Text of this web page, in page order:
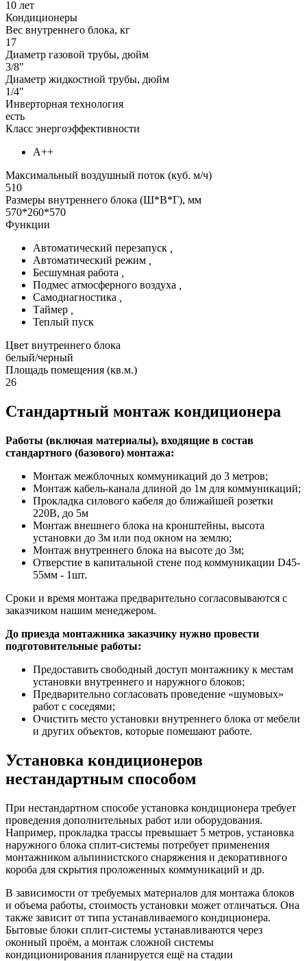
10 лет
Кондиционеры
Вес внутреннего блока, кг
17
Диаметр газовой трубы, дюйм
3/8"
Диаметр жидкостной трубы, дюйм
1/4"
Инверторная технология
есть
Класс энергоэффективности
А++
Максимальный воздушный поток (куб. м/ч)
510
Размеры внутреннего блока (Ш*В*Г), мм
570*260*570
Функции
Автоматический перезапуск
Автоматический режим
Бесшумная работа
Подмес атмосферного воздуха
Самодиагностика
Таймер
Теплый пуск
Цвет внутреннего блока
белый/черный
Площадь помещения (кв.м.)
26
Стандартный монтаж кондиционера
Работы (включая материалы), входящие в состав
стандартного (базового) монтажа:
Монтаж межблочных коммуникаций до 3 метров;
Монтаж кабель-канала длиной до 1м для коммуникаций;
Прокладка силового кабеля до ближайшей розетки
220В, до 5м
Монтаж внешнего блока на кронштейны, высота
установки до 3м или под окном на землю;
Монтаж внутреннего блока на высоте до 3м;
Отверстие в капитальной стене под коммуникации D45-
55мм - 1шт.
Сроки и время монтажа предварительно согласовываются с
заказчиком нашим менеджером.
До приезда монтажника заказчику нужно провести
подготовительные работы:
Предоставить свободный доступ монтажнику к местам
установки внутреннего и наружного блоков;
Предварительно согласовать проведение «шумовых»
работ с соседями;
Очистить место установки внутреннего блока от мебели
и других объектов, которые помешают работе.
Установка кондиционеров
нестандартным способом
При нестандартном способе установка кондиционера требует
проведения дополнительных работ или оборудования.
Например, прокладка трассы превышает 5 метров, установка
наружного блока сплит-системы потребует применения
монтажником альпинистского снаряжения и декоративного
короба для скрытия проложенных коммуникаций и др.
В зависимости от требуемых материалов для монтажа блоков
и объема работы, стоимость установки может отличаться. Она
также зависит от типа устанавливаемого кондиционера.
Бытовые блоки сплит-системы устанавливаются через
оконный проём, а монтаж сложной системы
кондиционирования планируется ещё на стадии